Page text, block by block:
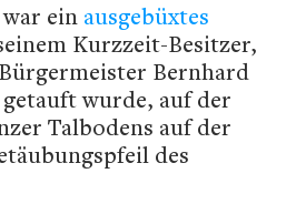
ein ausgebüxtes
Kurzzeit-Besitzer,
Bernhard
wurde, auf der
Talbodens auf der
des